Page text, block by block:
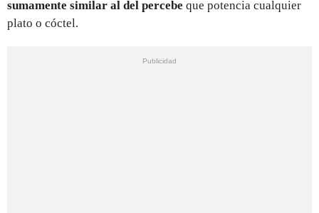
sumamente similar al del percebe que potencia cualquier
plato o cóctel.